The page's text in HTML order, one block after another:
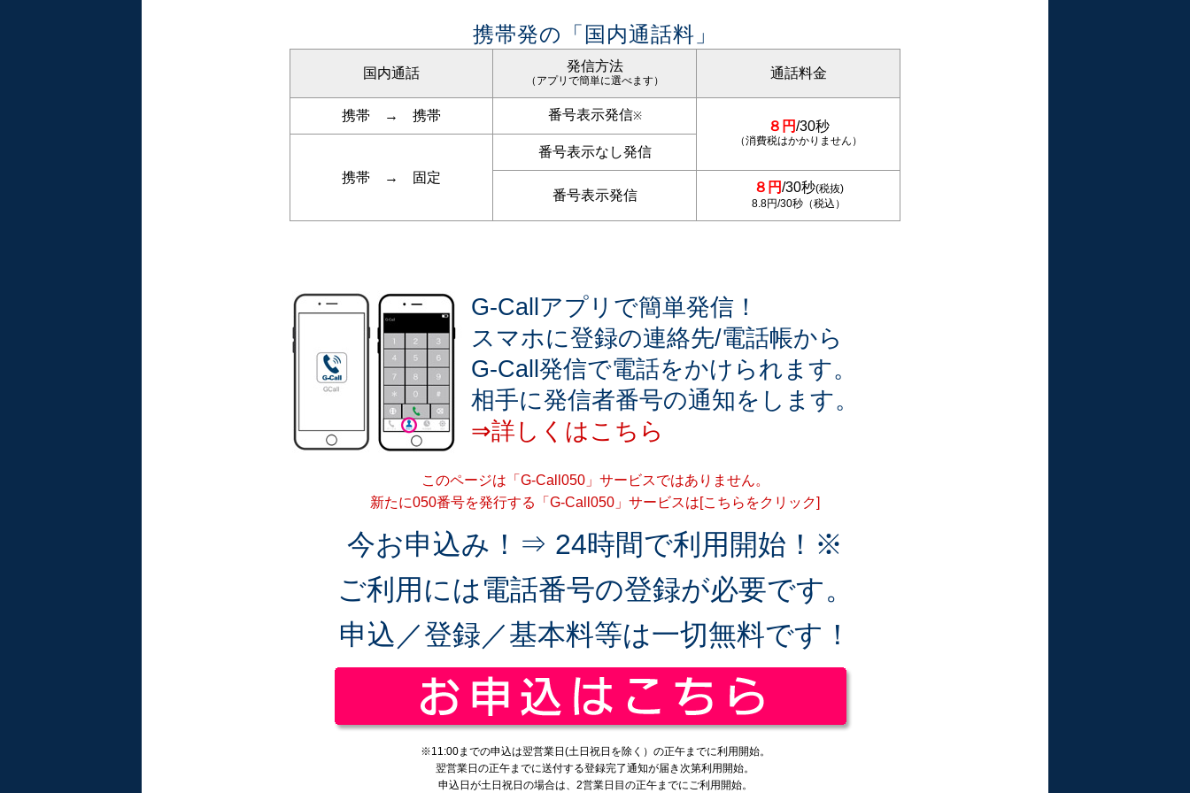
携帯発の「国内通話料」
国内通話 発信方法
（アプリで簡単に選べます） 通話料金
携帯 → 携帯 番号表示発信※
８円/30秒
（消費税はかかりません）
携帯 → 固定
番号表示なし発信
番号表示発信
８円/30秒(税抜)
8.8円/30秒（税込）
G-Callアプリで簡単発信！
スマホに登録の連絡先/電話帳から
G-Call発信で電話をかけられます。
相手に発信者番号の通知をします。
⇒詳しくはこちら
このページは「G-Call050」サービスではありません。
新たに050番号を発行する「G-Call050」サービスは[こちらをクリック]
今お申込み！⇒ 24時間で利用開始！※
ご利用には電話番号の登録が必要です。
申込／登録／基本料等は一切無料です！
※11:00までの申込は翌営業日(土日祝日を除く）の正午までに利用開始。
翌営業日の正午までに送付する登録完了通知が届き次第利用開始。
申込日が土日祝日の場合は、2営業日目の正午までにご利用開始。